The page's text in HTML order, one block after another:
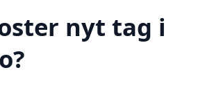
nyt tag i